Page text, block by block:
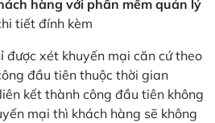
hàng với phần mềm quản lý
tiết đính kèm
được xét khuyến mại căn cứ theo
đầu tiên thuộc thời gian
kết thành công đầu tiên không
mại thì khách hàng sẽ không